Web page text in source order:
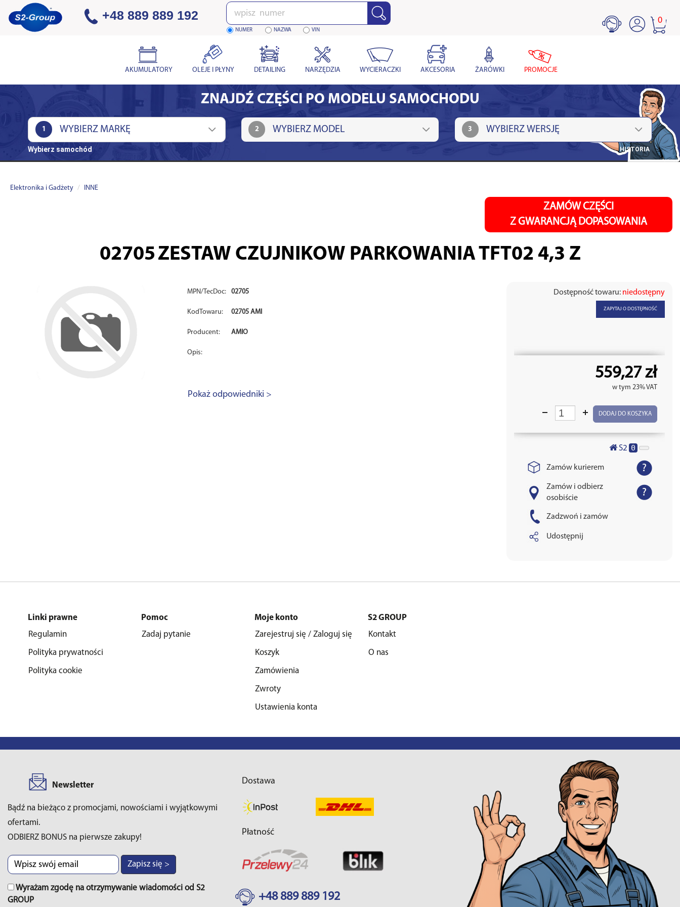
+48 889 889 192 Wpisz
numer
NUMER NAZWA VIN
0
AKUMULATORY OLEJE I PŁYNY DETAILING NARZĘDZIA WYCIERACZKI AKCESORIA ŻARÓWKI PROMOCJE
ZNAJDŹ CZĘŚCI PO MODELU SAMOCHODU
1 2 3
Wybierz samochód HISTORIA
Elektronika i Gadżety INNE
ZAMÓW CZĘŚCI
Z GWARANCJĄ DOPASOWANIA
02705 ZESTAW CZUJNIKOW PARKOWANIA TFT02 4,3 Z
MPN/TecDoc: 02705
KodTowaru: 02705 AMI
Producent: AMIO
Opis:
Pokaż odpowiedniki >
Dostępność towaru: niedostępny
ZAPYTAJ O DOSTĘPNOŚĆ
559,27 zł
w tym 23% VAT
DODAJ DO KOSZYKA
S2 0
Zamów kurierem
Zamów i odbierz
osobiście
Zadzwoń i zamów
Udostępnij
Linki prawne
Regulamin
Polityka prywatności
Polityka cookie
Pomoc
Zadaj pytanie
Moje konto
Zarejestruj się / Zaloguj się
Koszyk
Zamówienia
Zwroty
Ustawienia konta
S2 GROUP
Kontakt
O nas
Newsletter
Bądź na bieżąco z promocjami, nowościami i wyjątkowymi
ofertami.
ODBIERZ BONUS na pierwsze zakupy!
Zapisz się >
Wyrażam zgodę na otrzymywanie wiadomości od S2
GROUP
Dostawa
Płatność
+48 889 889 192